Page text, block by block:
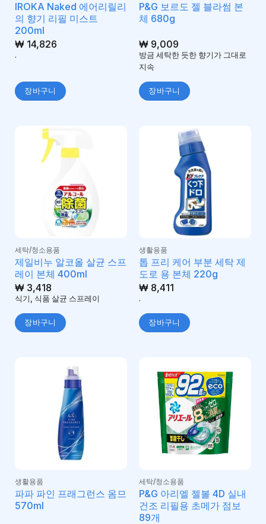
IROKA Naked 에어리릴리
의 향기 리필 미스트
200ml
₩14,826
.
장바구니
P&G 보르도 젤 블라썸 본
체 680g
₩9,009
방금 세탁한 듯한 향기가 그대로
지속
장바구니
세탁/청소용품
제일비누 알코올 살균 스프
레이 본체 400ml
₩3,418
식기, 식품 살균 스프레이
장바구니
생활용품
톱 프리 케어 부분 세탁 제
도로 용 본체 220g
₩8,411
.
장바구니
생활용품
파파 파인 프래그런스 옴므
570ml
세탁/청소용품
P&G 아리엘 젤볼 4D 실내
건조 리필용 초메가 점보
89개